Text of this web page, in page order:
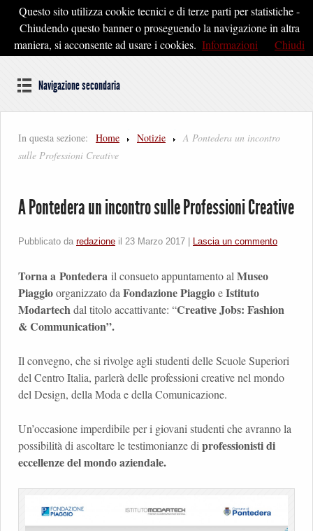
Pontedera2020
Dal cuore della Toscana un'idea di Futuro
Navigazione secondaria
In questa sezione: Home Notizie
A Pontedera un incontro
sulle Professioni Creative
A Pontedera un incontro sulle Professioni Creative
Pubblicato da redazione il 23 Marzo 2017 Lascia un commento
Torna a Pontedera il consueto appuntamento alMuseo
Piaggioorganizzato daFondazione PiaggioeIstituto
Modartechdal titolo accattivante: “Creative Jobs: Fashion
& Communication”.
Il convegno, che si rivolge agli studenti delle Scuole Superiori
del Centro Italia, parlerà delle professioni creative nel mondo
del Design, della Moda e della Comunicazione.
Un’occasione imperdibile per i giovani studenti che avranno la
possibilità di ascoltare le testimonianze diprofessionisti di
eccellenze del mondo aziendale.
Questo sito utilizza cookie tecnici e di terze parti per statistiche -
Chiudendo questo banner o proseguendo la navigazione in altra
maniera, si acconsente ad usare i cookies. Informazioni Chiudi